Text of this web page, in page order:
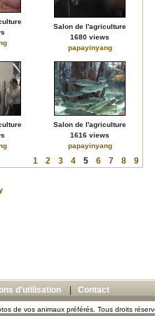
Salon de l'agriculture
1680 views
papayinyang
Salon de l'agriculture
1616 views
papayinyang
1 2 3 4 5 6 7 8 9
d'utilisation Contact
de vos animaux préférés. Tous droits